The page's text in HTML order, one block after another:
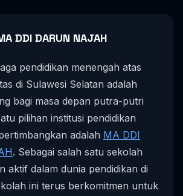
DDI DARUN NAJAH
pendidikan menengah atas
di Sulawesi Selatan adalah
bagi masa depan putra-putri
pilihan institusi pendidikan
adalah MA DDI
. Sebagai salah satu sekolah
aktif dalam dunia pendidikan di
ini terus berkomitmen untuk